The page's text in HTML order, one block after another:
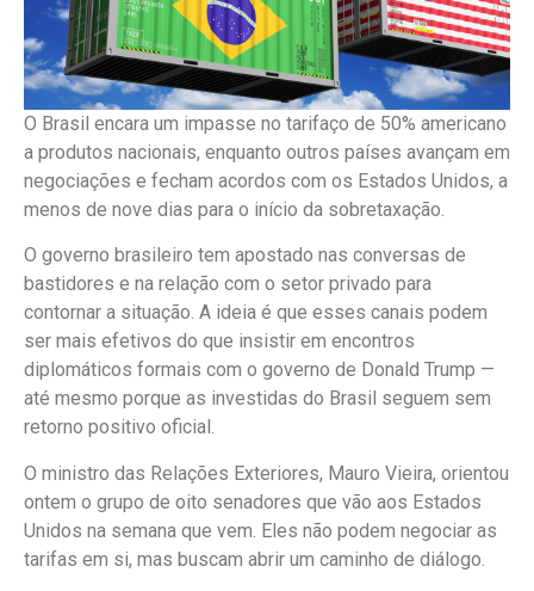
O Brasil encara um impasse no tarifaço de 50% americano
a produtos nacionais, enquanto outros países avançam em
negociações e fecham acordos com os Estados Unidos, a
menos de nove dias para o início da sobretaxação.
O governo brasileiro tem apostado nas conversas de
bastidores e na relação com o setor privado para
contornar a situação. A ideia é que esses canais podem
ser mais efetivos do que insistir em encontros
diplomáticos formais com o governo de Donald Trump —
até mesmo porque as investidas do Brasil seguem sem
retorno positivo oficial.
O ministro das Relações Exteriores, Mauro Vieira, orientou
ontem o grupo de oito senadores que vão aos Estados
Unidos na semana que vem. Eles não podem negociar as
tarifas em si, mas buscam abrir um caminho de diálogo.